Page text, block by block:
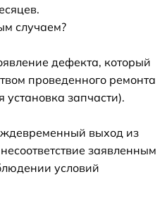
случаем?
дефекта, который
проведенного ремонта
запчасти).
выход из
заявленным
условий